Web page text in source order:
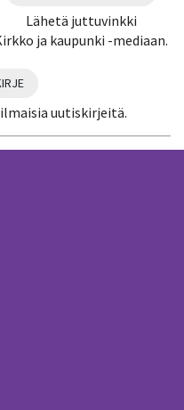
Lähetä juttuvinkki
ja kaupunki -mediaan.
uutiskirjeitä.